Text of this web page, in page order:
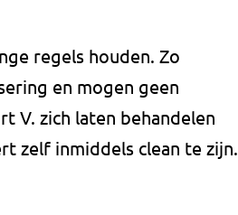
regels houden. Zo
en mogen geen
V. zich laten behandelen
zelf inmiddels clean te zijn.